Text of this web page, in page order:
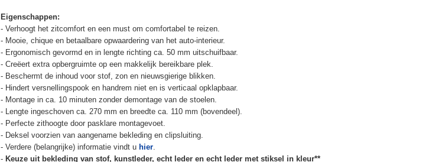
Eigenschappen:
- Verhoogt het zitcomfort en een must om comfortabel te reizen.
- Mooie, chique en betaalbare opwaardering van het auto-interieur.
- Ergonomisch gevormd en in lengte richting ca. 50 mm uitschuifbaar.
- Creëert extra opbergruimte op een makkelijk bereikbare plek.
- Beschermt de inhoud voor stof, zon en nieuwsgierige blikken.
- Hindert versnellingspook en handrem niet en is verticaal opklapbaar.
- Montage in ca. 10 minuten zonder demontage van de stoelen.
- Lengte ingeschoven ca. 270 mm en breedte ca. 110 mm (bovendeel).
- Perfecte zithoogte door pasklare montagevoet.
- Deksel voorzien van aangename bekleding en clipsluiting.
- Verdere (belangrijke) informatie vindt u hier.
- Keuze uit bekleding van stof, kunstleder, echt leder en echt leder met stiksel in kleur**